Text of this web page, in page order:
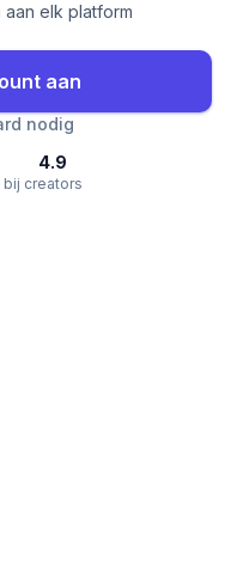
aan elk platform
aan
nodig
4.9
creators